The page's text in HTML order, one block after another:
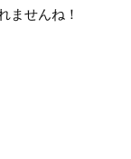
ませんね！